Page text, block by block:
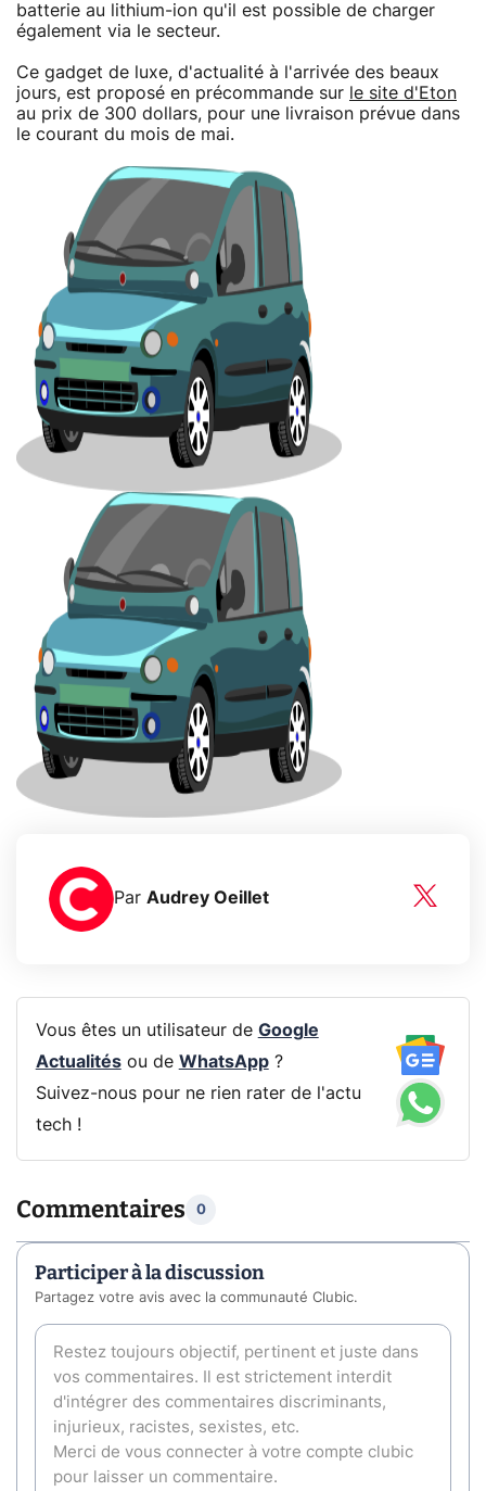
batterie au lithium-ion qu'il est possible de charger
également via le secteur.
Ce gadget de luxe, d'actualité à l'arrivée des beaux
jours, est proposé en précommande sur le site d'Eton
au prix de 300 dollars, pour une livraison prévue dans
le courant du mois de mai.
Par Audrey Oeillet
Vous êtes un utilisateur de Google
Actualitésou de WhatsApp?
Suivez-nous pour ne rien rater de l'actu
tech !
Commentaires 0
Participer à la discussion
Partagez votre avis avec la communauté Clubic.